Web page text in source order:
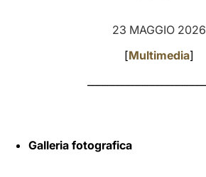
23 MAGGIO 2026
[Multimedia]
Galleria fotografica